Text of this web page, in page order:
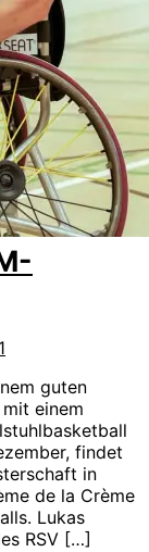
guten
einem
findet
in
de la Crème
Lukas
RSV […]